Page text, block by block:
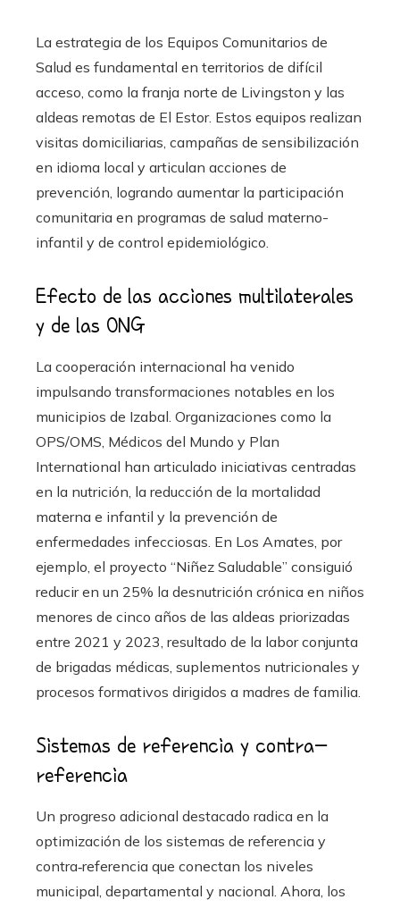
La estrategia de los Equipos Comunitarios de
Salud es fundamental en territorios de difícil
acceso, como la franja norte de Livingston y las
aldeas remotas de El Estor. Estos equipos realizan
visitas domiciliarias, campañas de sensibilización
en idioma local y articulan acciones de
prevención, logrando aumentar la participación
comunitaria en programas de salud materno-
infantil y de control epidemiológico.
Efecto de las acciones multilaterales
y de las ONG
La cooperación internacional ha venido
impulsando transformaciones notables en los
municipios de Izabal. Organizaciones como la
OPS/OMS, Médicos del Mundo y Plan
International han articulado iniciativas centradas
en la nutrición, la reducción de la mortalidad
materna e infantil y la prevención de
enfermedades infecciosas. En Los Amates, por
ejemplo, el proyecto “Niñez Saludable” consiguió
reducir en un 25% la desnutrición crónica en niños
menores de cinco años de las aldeas priorizadas
entre 2021 y 2023, resultado de la labor conjunta
de brigadas médicas, suplementos nutricionales y
procesos formativos dirigidos a madres de familia.
Sistemas de referencia y contra-
referencia
Un progreso adicional destacado radica en la
optimización de los sistemas de referencia y
contra‑referencia que conectan los niveles
municipal, departamental y nacional. Ahora, los